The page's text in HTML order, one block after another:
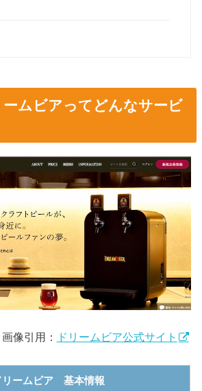
ムビアってどんなサービ
画像引用： ドリームビア公式サイト
リームビア 基本情報